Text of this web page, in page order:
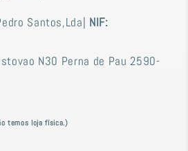
Santos,Lda| NIF:
N30 Perna de Pau 2590-
temos loja física.)